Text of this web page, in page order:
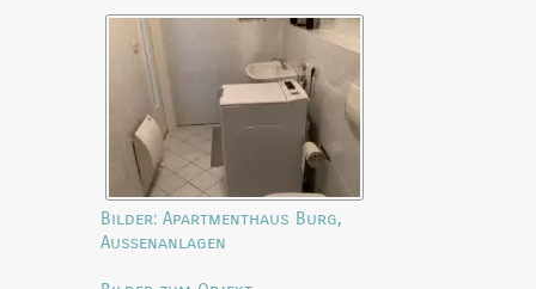
Bilder: Apartmenthaus Burg,
Außenanlagen